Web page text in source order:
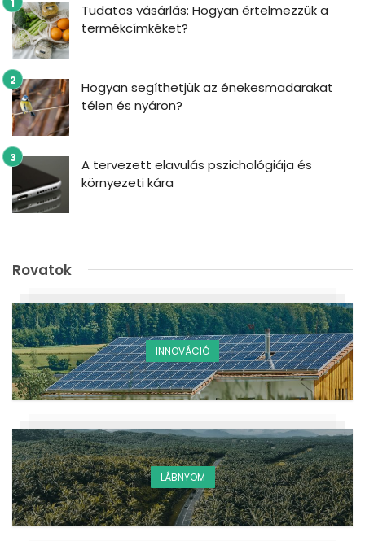
Tudatos vásárlás: Hogyan értelmezzük a
termékcímkéket?
Hogyan segíthetjük az énekesmadarakat
télen és nyáron?
A tervezett elavulás pszichológiája és
környezeti kára
Rovatok
INNOVÁCIÓ
LÁBNYOM